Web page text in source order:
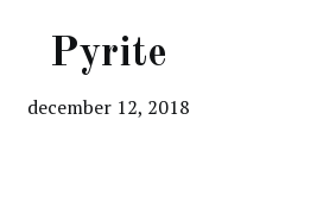
Pyrite
december 12, 2018